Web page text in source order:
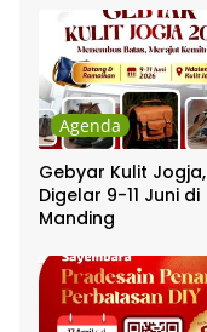
Agenda
Gebyar Kulit Jogja,
Digelar 9-11 Juni di
Manding